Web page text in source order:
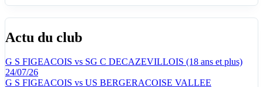
Actu du club
G S FIGEACOIS vs SG C DECAZEVILLOIS (18 ans et plus)
24/07/26
G S FIGEACOIS vs US BERGERACOISE VALLEE